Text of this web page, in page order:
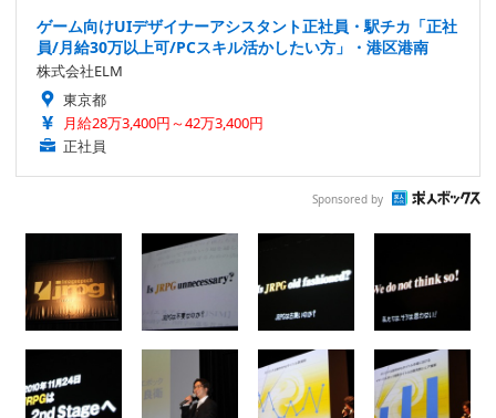
ゲーム向けUIデザイナーアシスタント正社員・駅チカ「正社
員/月給30万以上可/PCスキル活かしたい方」・港区港南
株式会社ELM
東京都
月給28万3,400円～42万3,400円
正社員
Sponsored by